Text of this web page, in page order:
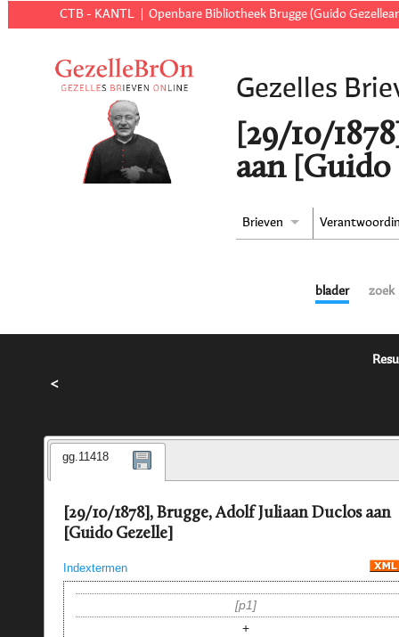
CTB - KANTL Openbare Bibliotheek Brugge (Guido
Gezelles
[29/10/
aan [Guido
Brieven
blader zoek
<
gg.11418
[29/10/1878], Brugge, Adolf Juliaan Duclos aan
[Guido Gezelle]
Indextermen
p1
+